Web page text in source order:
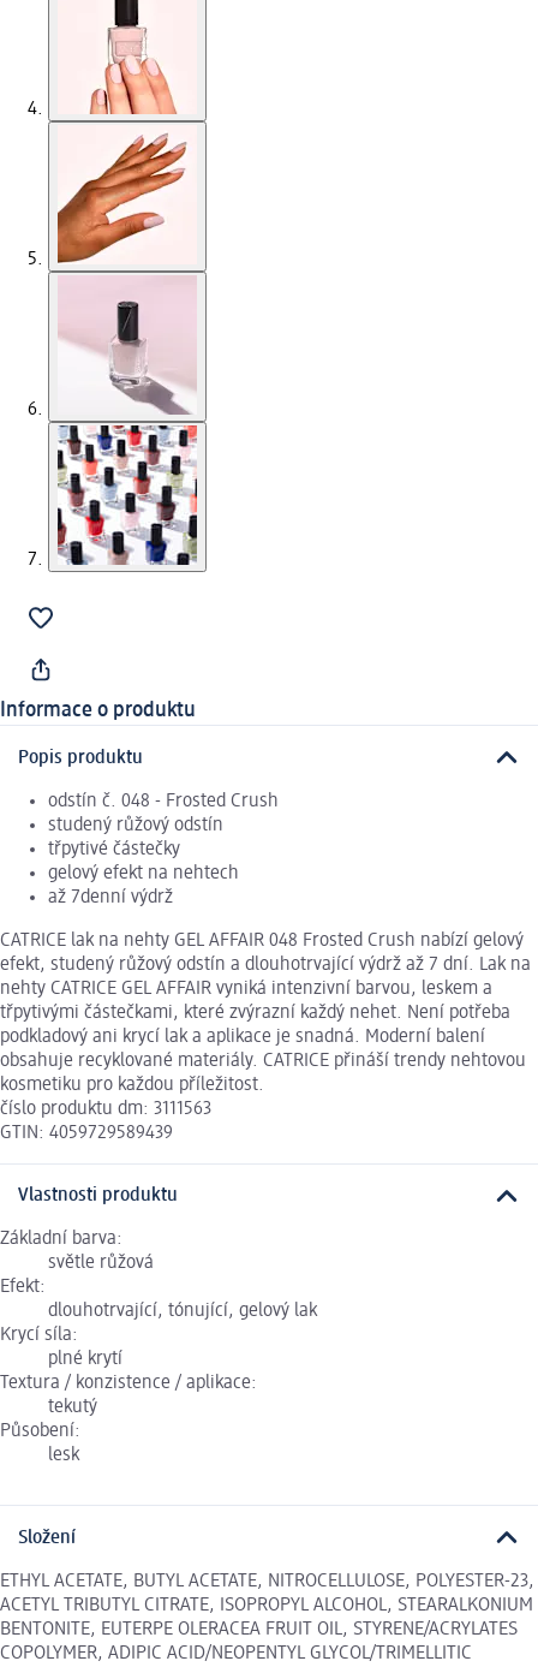
Informace o produktu
Popis produktu
odstín č. 048 - Frosted Crush
studený růžový odstín
třpytivé částečky
gelový efekt na nehtech
až 7denní výdrž
CATRICE lak na nehty GEL AFFAIR 048 Frosted Crush nabízí gelový
efekt, studený růžový odstín a dlouhotrvající výdrž až 7 dní. Lak na
nehty CATRICE GEL AFFAIR vyniká intenzivní barvou, leskem a
třpytivými částečkami, které zvýrazní každý nehet. Není potřeba
podkladový ani krycí lak a aplikace je snadná. Moderní balení
obsahuje recyklované materiály. CATRICE přináší trendy nehtovou
kosmetiku pro každou příležitost.
číslo produktu dm: 3111563
GTIN: 4059729589439
Vlastnosti produktu
Základní barva:
světle růžová
Efekt:
dlouhotrvající, tónující, gelový lak
Krycí síla:
plné krytí
Textura / konzistence / aplikace:
tekutý
Působení:
lesk
Složení
ETHYL ACETATE, BUTYL ACETATE, NITROCELLULOSE, POLYESTER-23,
ACETYL TRIBUTYL CITRATE, ISOPROPYL ALCOHOL, STEARALKONIUM
BENTONITE, EUTERPE OLERACEA FRUIT OIL, STYRENE/ACRYLATES
COPOLYMER, ADIPIC ACID/NEOPENTYL GLYCOL/TRIMELLITIC